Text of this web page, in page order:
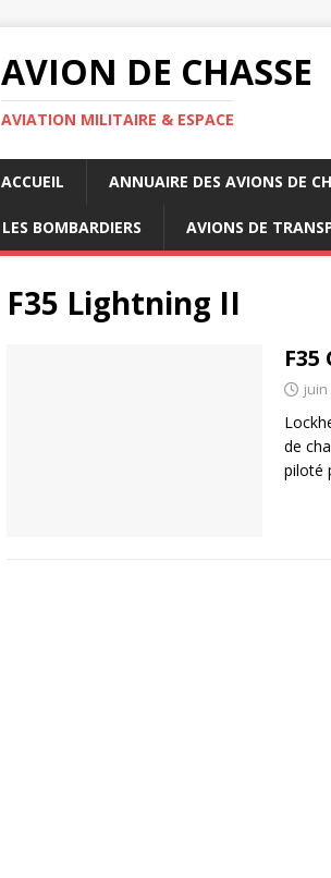
AVION DE CHASSE
AVIATION MILITAIRE & ESPACE
ACCUEIL ANNUAIRE DES AVIONS DE
LES BOMBARDIERS AVIONS DE
F35 Lightning II
juin
de
piloté